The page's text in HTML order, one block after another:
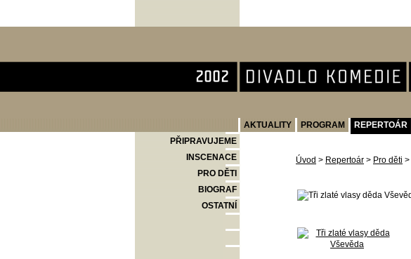
AKTUALITY PROGRAM REPERTOÁR
PŘIPRAVUJEME
INSCENACE
PRO DĚTI
BIOGRAF
OSTATNÍ
Úvod > Repertoár > Pro děti >